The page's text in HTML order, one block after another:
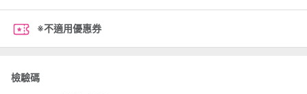
※不適用優惠券
檢驗碼